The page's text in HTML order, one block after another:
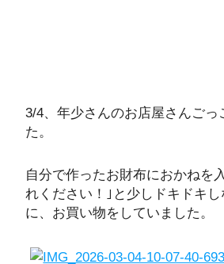
3/4、年少さんのお店屋さんごっ
た。
自分で作ったお財布におかねを
れください！｣と少しドキドキ
に、お買い物をしていました。